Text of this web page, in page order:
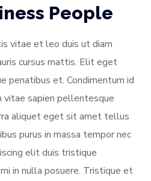
People
vitae et leo duis ut diam
cursus mattis. Elit eget
penatibus et. Condimentum id
vitae sapien pellentesque
aliquet eget sit amet tellus
purus in massa tempor nec
elit duis tristique
in nulla posuere. Tristique et